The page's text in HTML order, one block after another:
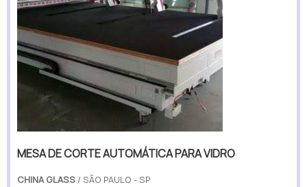
MESA DE CORTE AUTOMÁTICA PARA VIDRO
CHINA GLASS / SÃO PAULO - SP